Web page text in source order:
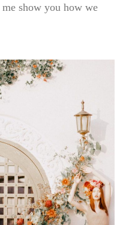
show you how we